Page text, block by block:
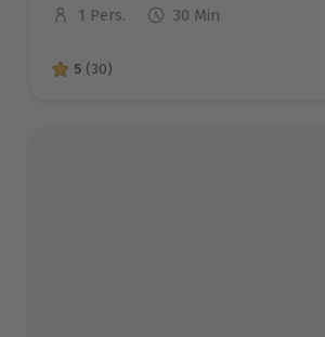
Anzahl der Teilnehmer
1 Pers. 30 Min
5 von 5 Sternen basierend auf 30
5 (30)